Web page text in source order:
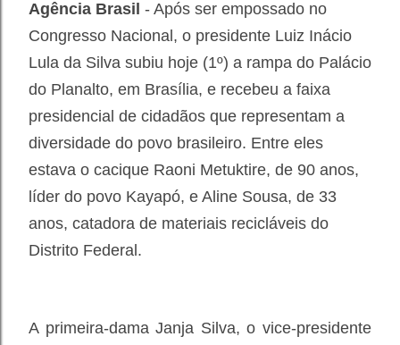
Agência Brasil - Após ser empossado no
Congresso Nacional, o presidente Luiz Inácio
Lula da Silva subiu hoje (1º) a rampa do Palácio
do Planalto, em Brasília, e recebeu a faixa
presidencial de cidadãos que representam a
diversidade do povo brasileiro. Entre eles
estava o cacique Raoni Metuktire, de 90 anos,
líder do povo Kayapó, e Aline Sousa, de 33
anos, catadora de materiais recicláveis do
Distrito Federal.
A primeira-dama Janja Silva, o vice-presidente